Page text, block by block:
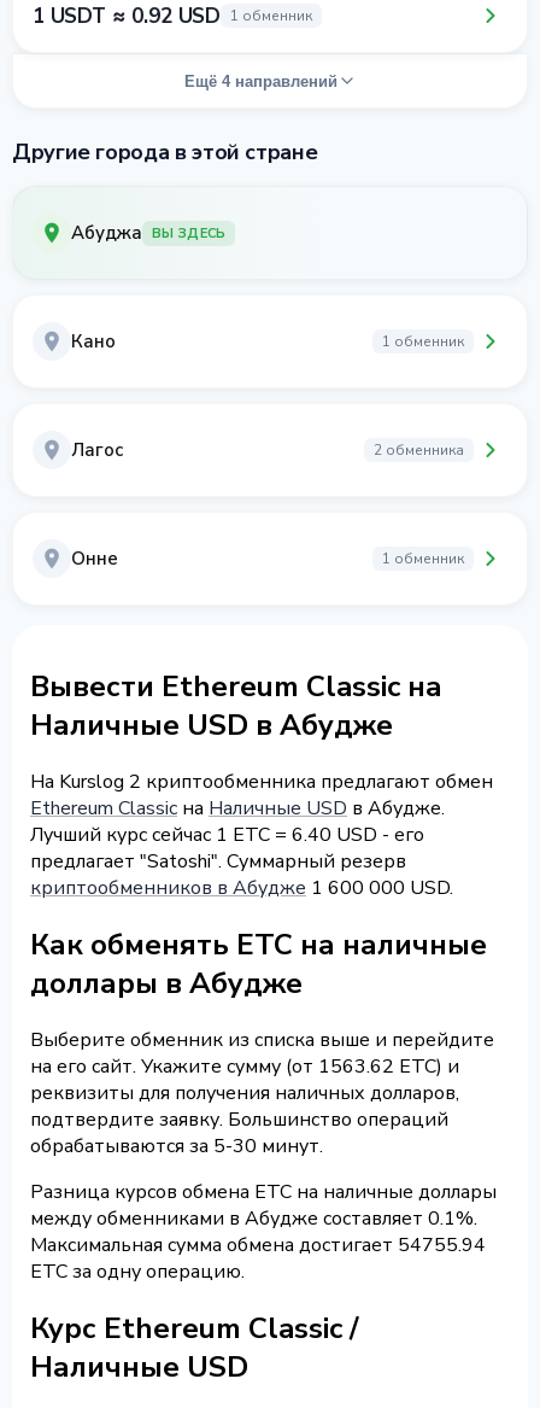
1 USDT ≈ 0.92 USD 1 обменник
Ещё 4 направлений
Другие города в этой стране
Абуджа ВЫ ЗДЕСЬ
Кано 1 обменник
Лагос 2 обменника
Онне 1 обменник
Вывести Ethereum Classic на
Наличные USD в Абудже
На Kurslog 2 криптообменника предлагают обмен
Ethereum Classic на Наличные USD в Абудже.
Лучший курс сейчас 1 ETC = 6.40 USD - его
предлагает "Satoshi". Суммарный резерв
криптообменников в Абудже 1 600 000 USD.
Как обменять ETC на наличные
доллары в Абудже
Выберите обменник из списка выше и перейдите
на его сайт. Укажите сумму (от 1563.62 ETC) и
реквизиты для получения наличных долларов,
подтвердите заявку. Большинство операций
обрабатываются за 5-30 минут.
Разница курсов обмена ETC на наличные доллары
между обменниками в Абудже составляет 0.1%.
Максимальная сумма обмена достигает 54755.94
ETC за одну операцию.
Курс Ethereum Classic /
Наличные USD